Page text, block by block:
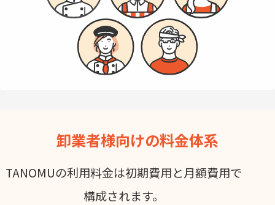
卸業者様向けの料金体系
TANOMUの利用料金は初期費用と月額費用で
構成されます。